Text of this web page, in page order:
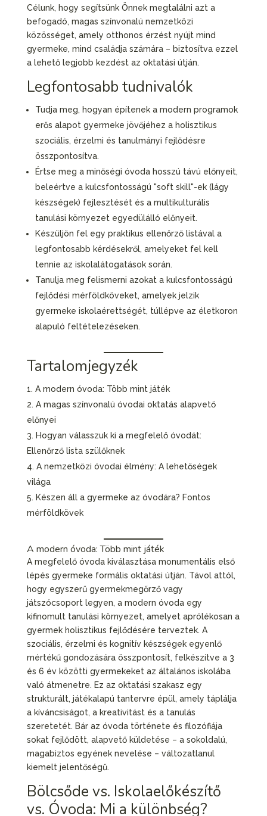
Célunk, hogy segítsünk Önnek megtalálni azt a
befogadó, magas színvonalú nemzetközi
közösséget, amely otthonos érzést nyújt mind
gyermeke, mind családja számára – biztosítva ezzel
a lehető legjobb kezdést az oktatási útján.
Legfontosabb tudnivalók
Tudja meg, hogyan építenek a modern programok
erős alapot gyermeke jövőjéhez a holisztikus
szociális, érzelmi és tanulmányi fejlődésre
összpontosítva.
Értse meg a minőségi óvoda hosszú távú előnyeit,
beleértve a kulcsfontosságú "soft skill"-ek (lágy
készségek) fejlesztését és a multikulturális
tanulási környezet egyedülálló előnyeit.
Készüljön fel egy praktikus ellenőrző listával a
legfontosabb kérdésekről, amelyeket fel kell
tennie az iskolalátogatások során.
Tanulja meg felismerni azokat a kulcsfontosságú
fejlődési mérföldköveket, amelyek jelzik
gyermeke iskolaérettségét, túllépve az életkoron
alapuló feltételezéseken.
Tartalomjegyzék
A modern óvoda: Több mint játék
A magas színvonalú óvodai oktatás alapvető
előnyei
Hogyan válasszuk ki a megfelelő óvodát:
Ellenőrző lista szülőknek
A nemzetközi óvodai élmény: A lehetőségek
világa
Készen áll a gyermeke az óvodára? Fontos
mérföldkövek
A modern óvoda: Több mint játék
A megfelelő óvoda kiválasztása monumentális első
lépés gyermeke formális oktatási útján. Távol attól,
hogy egyszerű gyermekmegőrző vagy
játszócsoport legyen, a modern óvoda egy
kifinomult tanulási környezet, amelyet aprólékosan a
gyermek holisztikus fejlődésére terveztek. A
szociális, érzelmi és kognitív készségek egyenlő
mértékű gondozására összpontosít, felkészítve a 3
és 6 év közötti gyermekeket az általános iskolába
való átmenetre. Ez az oktatási szakasz egy
strukturált, játékalapú tantervre épül, amely táplálja
a kíváncsiságot, a kreativitást és a tanulás
szeretetét. Bár az óvoda története és filozófiája
sokat fejlődött, alapvető küldetése – a sokoldalú,
magabiztos egyének nevelése – változatlanul
kiemelt jelentőségű.
Bölcsőde vs. Iskolaelőkészítő
vs. Óvoda: Mi a különbség?